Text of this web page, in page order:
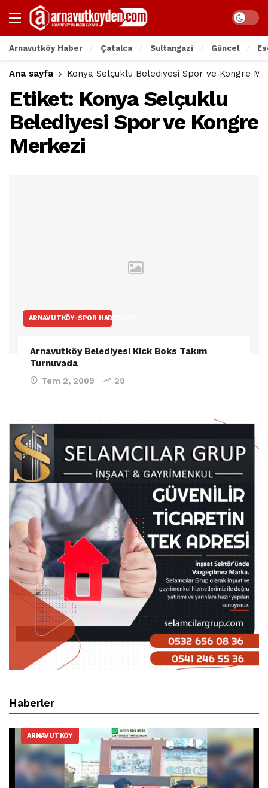
Arnavutköy Haber Çatalca Sultangazi Güncel
Ana sayfa Konya Selçuklu Belediyesi Spor ve Kongre
Etiket: Konya Selçuklu
Belediyesi Spor ve Kongre
Merkezi
ARNAVUTKÖY-SPOR HABERLERI
Arnavutköy Belediyesi Kick Boks Takım
Turnuvada
Tem 2, 2009 29
Haberler
ARNAVUTKÖY